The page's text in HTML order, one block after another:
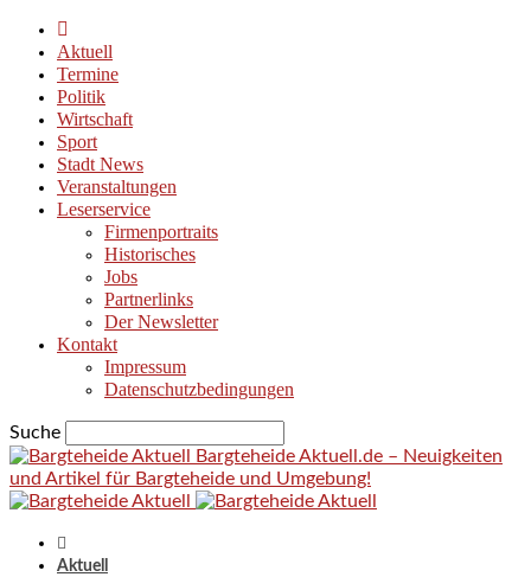
Aktuell
Termine
Politik
Wirtschaft
Sport
Stadt News
Veranstaltungen
Leserservice
Firmenportraits
Historisches
Jobs
Partnerlinks
Der Newsletter
Kontakt
Impressum
Datenschutzbedingungen
Suche
Bargteheide Aktuell.de – Neuigkeiten
und Artikel für Bargteheide und Umgebung!
Aktuell